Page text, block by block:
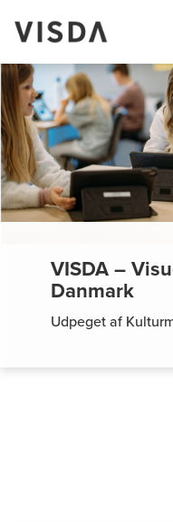
VISDA –
Danmark
Udpeget af